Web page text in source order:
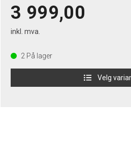
3 999,00
inkl. mva.
2 På lager
Velg